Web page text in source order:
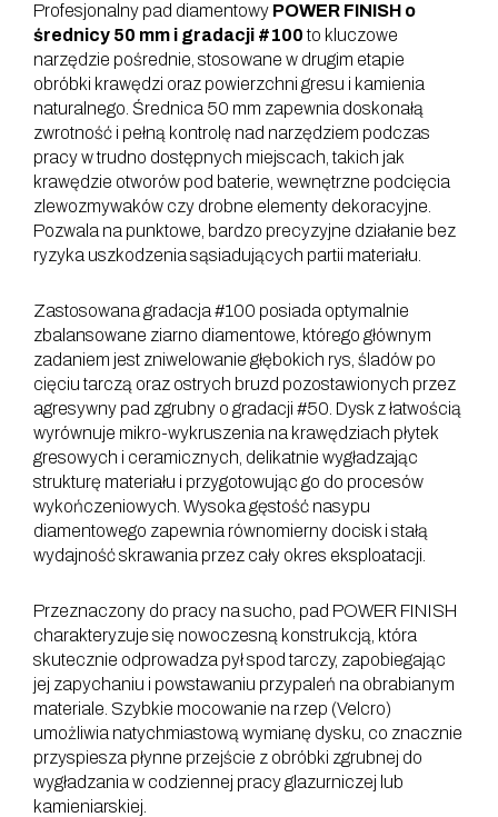
Profesjonalny pad diamentowy POWER FINISH o
średnicy 50 mm i gradacji #100to kluczowe
narzędzie pośrednie, stosowane w drugim etapie
obróbki krawędzi oraz powierzchni gresu i kamienia
naturalnego. Średnica 50 mm zapewnia doskonałą
zwrotność i pełną kontrolę nad narzędziem podczas
pracy w trudno dostępnych miejscach, takich jak
krawędzie otworów pod baterie, wewnętrzne podcięcia
zlewozmywaków czy drobne elementy dekoracyjne.
Pozwala na punktowe, bardzo precyzyjne działanie bez
ryzyka uszkodzenia sąsiadujących partii materiału.
Zastosowana gradacja #100 posiada optymalnie
zbalansowane ziarno diamentowe, którego głównym
zadaniem jest zniwelowanie głębokich rys, śladów po
cięciu tarczą oraz ostrych bruzd pozostawionych przez
agresywny pad zgrubny o gradacji #50. Dysk z łatwością
wyrównuje mikro-wykruszenia na krawędziach płytek
gresowych i ceramicznych, delikatnie wygładzając
strukturę materiału i przygotowując go do procesów
wykończeniowych. Wysoka gęstość nasypu
diamentowego zapewnia równomierny docisk i stałą
wydajność skrawania przez cały okres eksploatacji.
Przeznaczony do pracy na sucho, pad POWER FINISH
charakteryzuje się nowoczesną konstrukcją, która
skutecznie odprowadza pył spod tarczy, zapobiegając
jej zapychaniu i powstawaniu przypaleń na obrabianym
materiale. Szybkie mocowanie na rzep (Velcro)
umożliwia natychmiastową wymianę dysku, co znacznie
przyspiesza płynne przejście z obróbki zgrubnej do
wygładzania w codziennej pracy glazurniczej lub
kamieniarskiej.